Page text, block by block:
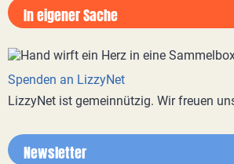
In eigener Sache
Spenden an LizzyNet
LizzyNet ist gemeinnützig. Wir freuen
Newsletter